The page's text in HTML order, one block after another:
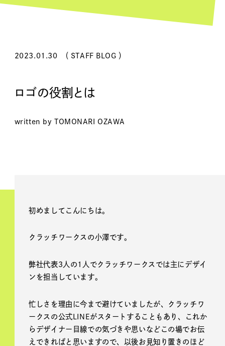
2023.01.30 （ STAFF BLOG ）
ロゴの役割とは
written by TOMONARI OZAWA
初めましてこんにちは。
クラッチワークスの小澤です。
弊社代表3人の1人でクラッチワークスでは主にデザイ
ンを担当しています。
忙しさを理由に今まで避けていましたが、クラッチワ
ークスの公式LINEがスタートすることもあり、これか
らデザイナー目線での気づきや思いなどこの場でお伝
えできればと思いますので、以後お見知り置きのほど